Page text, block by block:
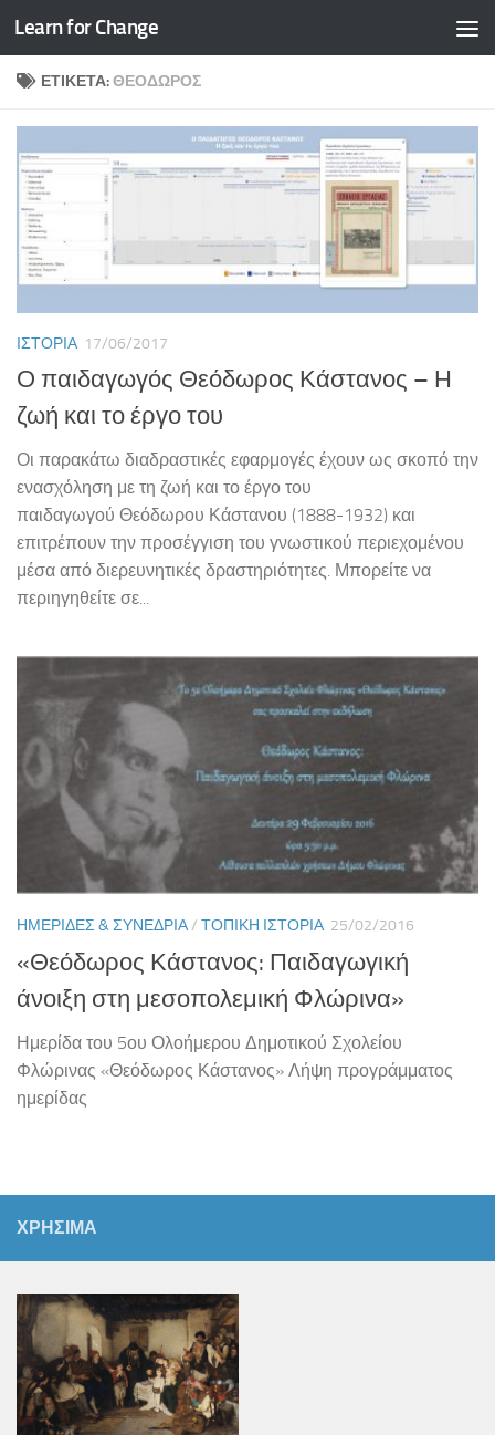
Skip to content
Learn for Change
ΕΤΙΚΈΤΑ:ΘΕΌΔΩΡΟΣ
ΙΣΤΟΡΊΑ 17/06/2017
Ο παιδαγωγός Θεόδωρος Κάστανος – Η
ζωή και το έργο του
Οι παρακάτω διαδραστικές εφαρμογές έχουν ως σκοπό την
ενασχόληση με τη ζωή και το έργο του
παιδαγωγού Θεόδωρου Κάστανου (1888-1932) και
επιτρέπουν την προσέγγιση του γνωστικού περιεχομένου
μέσα από διερευνητικές δραστηριότητες. Μπορείτε να
περιηγηθείτε σε...
ΗΜΕΡΊΔΕΣ & ΣΥΝΈΔΡΙΑ/ ΤΟΠΙΚΉ ΙΣΤΟΡΊΑ 25/02/2016
«Θεόδωρος Κάστανος: Παιδαγωγική
άνοιξη στη μεσοπολεμική Φλώρινα»
Ημερίδα του 5ου Ολοήμερου Δημοτικού Σχολείου
Φλώρινας «Θεόδωρος Κάστανος» Λήψη προγράμματος
ημερίδας
ΧΡΗΣΙΜΑ